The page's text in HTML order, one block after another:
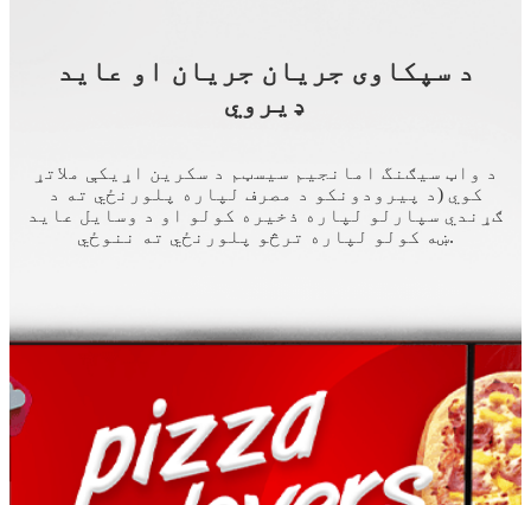
د سپکاوی جریان جریان او عاید
ډیروي
د واټ سیګنگ امانجیم سیسټم د سکرین اړیکې ملاتړ
کوي (د پیرودونکو د مصرف لپاره پلورنځي ته د
ګړندي سپارلو لپاره ذخیره کولو او د وسایل عاید
ښه کولو لپاره ترڅو پلورنځي ته ننوځي.